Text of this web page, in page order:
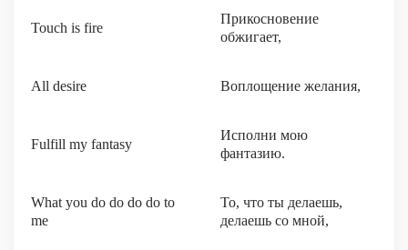
Touch is fire
Прикосновение
обжигает,
All desire Воплощение желания,
Fulfill my fantasy
Исполни мою
фантазию.
What you do do do do to
me
То, что ты делаешь,
делаешь со мной,